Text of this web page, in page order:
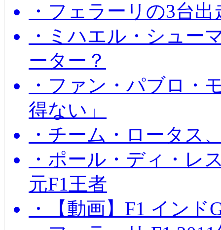
・フェラーリの3台
・ミハエル・シュー
ーター？
・ファン・パブロ・
得ない」
・チーム・ロータス
・ポール・ディ・レ
元F1王者
・【動画】F1 イン